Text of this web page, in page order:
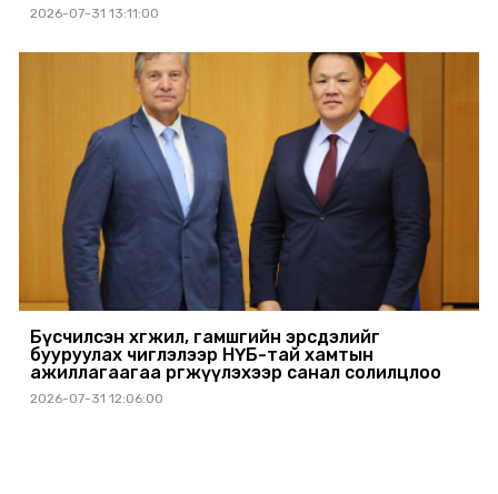
2026-07-31 13:11:00
Бүсчилсэн хөгжил, гамшгийн эрсдэлийг
бууруулах чиглэлээр НҮБ-тай хамтын
ажиллагаагаа өргөжүүлэхээр санал солилцлоо
2026-07-31 12:06:00